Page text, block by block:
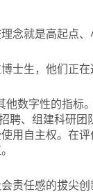
念就是高起点、
士生，他们正在
数字性的指标
聘、组建科研
用自主权。在
责任感的拔尖